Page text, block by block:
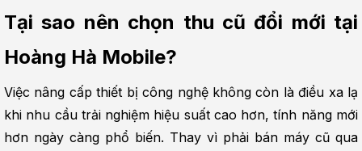
Tại sao nên chọn thu cũ đổi mới tại
Hoàng Hà Mobile?
Việc nâng cấp thiết bị công nghệ không còn là điều xa lạ
khi nhu cầu trải nghiệm hiệu suất cao hơn, tính năng mới
hơn ngày càng phổ biến. Thay vì phải bán máy cũ qua